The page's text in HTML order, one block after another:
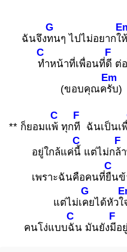
ฉันจึง
G
ทนๆ ไปไม่อยากใ
C
ทำหน้าที่เพื่อนที่
F
ดี ต่
(ขอบคุณค
Em
รับ)
** ก็ยอมแ
C
พ้ ทุก
F
ที ฉันเป็นเ
อยู่ใกล้แค่
C
นี้ แต่ไม่ก
F
ล้
เพราะฉันคือคนที่
C
ยืนข้
แต่ไม่เ
G
คยได้หัวใ
คนโง่แบบ
C
ฉัน มันยัง
F
มีอ